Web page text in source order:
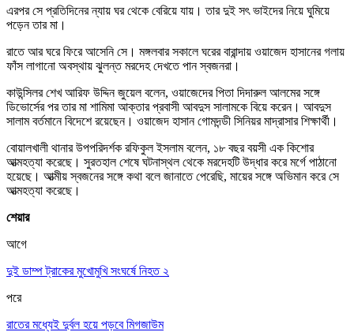
এরপর সে প্রতিদিনের ন্যায় ঘর থেকে বেরিয়ে যায়। তার দুই সৎ ভাইদের নিয়ে ঘুমিয়ে
পড়েন তার মা।
রাতে আর ঘরে ফিরে আসেনি সে। মঙ্গলবার সকালে ঘরের বারান্দায় ওয়াজেদ হাসানের গলায়
ফাঁস লাগানো অবস্থায় ঝুলন্ত মরদেহ দেখতে পান স্বজনরা।
কাউন্সিলর শেখ আরিফ উদ্দিন জুয়েল বলেন, ওয়াজেদের পিতা দিদারুল আলমের সঙ্গে
ডিভোর্সের পর তার মা শামিমা আক্তার প্রবাসী আবদুস সালামকে বিয়ে করেন। আবদুস
সালাম বর্তমানে বিদেশে রয়েছেন। ওয়াজেদ হাসান গোমদন্ডী সিনিয়র মাদ্রাসার শিক্ষার্থী।
বোয়ালখালী থানার উপপরিদর্শক রফিকুল ইসলাম বলেন, ১৮ বছর বয়সী এক কিশোর
আত্মহত্যা করেছে। সুরতহাল শেষে ঘটনাস্থল থেকে মরদেহটি উদ্ধার করে মর্গে পাঠানো
হয়েছে। আত্মীয় স্বজনের সঙ্গে কথা বলে জানাতে পেরেছি, মায়ের সঙ্গে অভিমান করে সে
আত্মহত্যা করেছে।
শেয়ার
আগে
দুই ডাম্প ট্রাকের মুখোমুখি সংঘর্ষে নিহত ২
পরে
রাতের মধ্যেই দুর্বল হয়ে পড়বে মিগজাউম